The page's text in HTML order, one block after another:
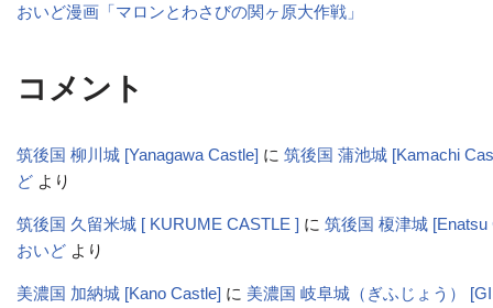
おいど漫画「マロンとわさびの関ヶ原大作戦」
コメント
筑後国 柳川城 [Yanagawa Castle] に 筑後国 蒲池城 [Kamachi
ど より
筑後国 久留米城 [ KURUME CASTLE ] に 筑後国 榎津城 [Enatsu
おいど より
美濃国 加納城 [Kano Castle] に 美濃国 岐阜城（ぎふじょう）